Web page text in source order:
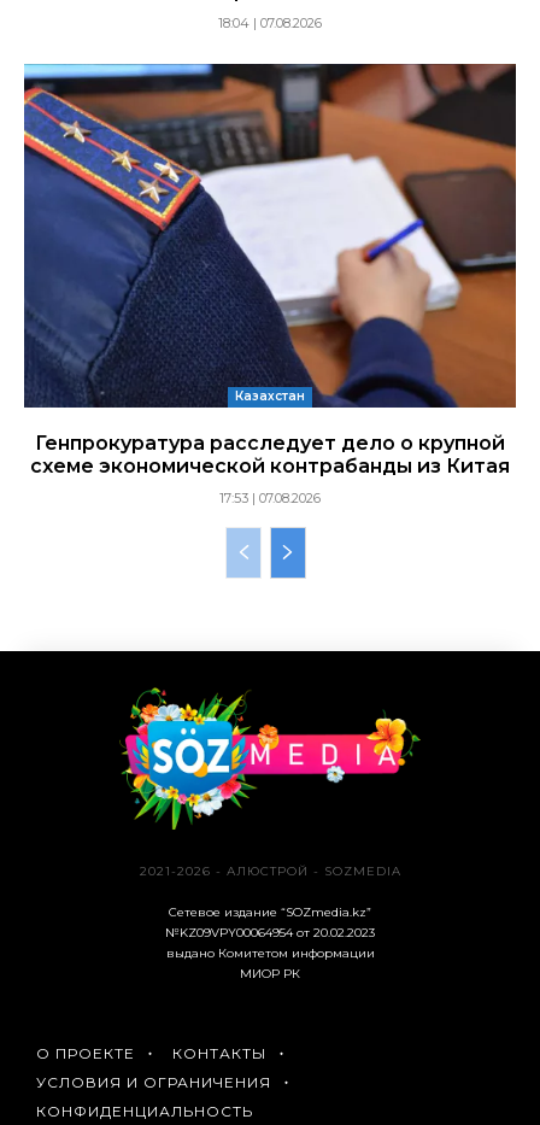
18:04 | 07.08.2026
Казахстан
Генпрокуратура расследует дело о крупной
схеме экономической контрабанды из Китая
17:53 | 07.08.2026
2021-2026 - АЛЮСТРОЙ - SOZMEDIA
Сетевое издание “SOZmedia.kz”
№KZ09VPY00064954 от 20.02.2023
выдано Комитетом информации
МИОР РК
О ПРОЕКТЕ
КОНТАКТЫ
УСЛОВИЯ И ОГРАНИЧЕНИЯ
КОНФИДЕНЦИАЛЬНОСТЬ